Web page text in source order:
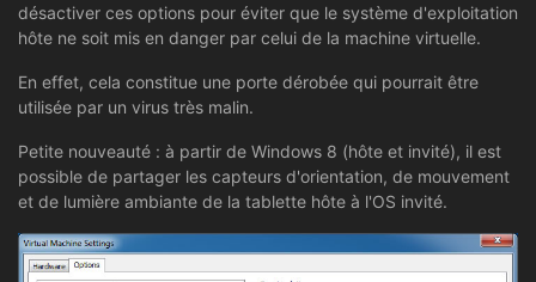
désactiver ces options pour éviter que le système d'exploitation
hôte ne soit mis en danger par celui de la machine virtuelle.
En effet, cela constitue une porte dérobée qui pourrait être
utilisée par un virus très malin.
Petite nouveauté : à partir de Windows 8 (hôte et invité), il est
possible de partager les capteurs d'orientation, de mouvement
et de lumière ambiante de la tablette hôte à l'OS invité.